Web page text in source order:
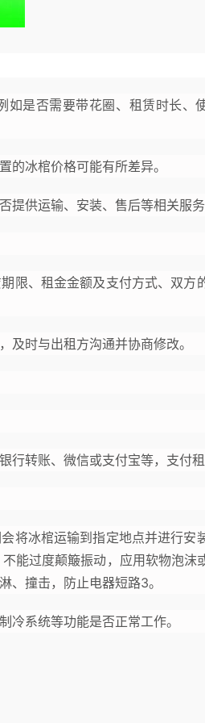
如是否需要带花圈、租赁时长、
的冰棺价格可能有所差异。
供运输、安装、售后等相关服务
限、租金金额及支付方式、双方
及时与出租方沟通并协商修改。
转账、微信或支付宝等，支付租
将冰棺运输到指定地点并进行安
能过度颠簸振动，应用软物泡沫
、撞击，防止电器短路3。
冷系统等功能是否正常工作。